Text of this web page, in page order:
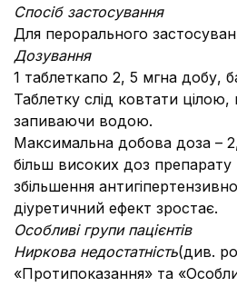
Спосіб застосування
Для перорального
Дозування
1 таблеткапо 2, 5 мгна добу,
Таблетку слід ковтати
запиваючи водою.
Максимальна добова доза –
більш високих доз
збільшення
діуретичний ефект зростає.
Особливі групи пацієнтів
Ниркова недостатність(див.
«Протипоказання» та